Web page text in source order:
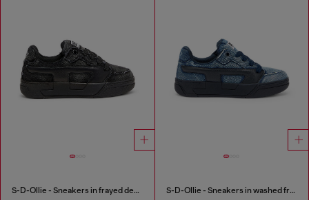
S-D-Ollie - Sneakers in frayed denim e leather S-D-Ollie - Sneakers in washed frayed denim